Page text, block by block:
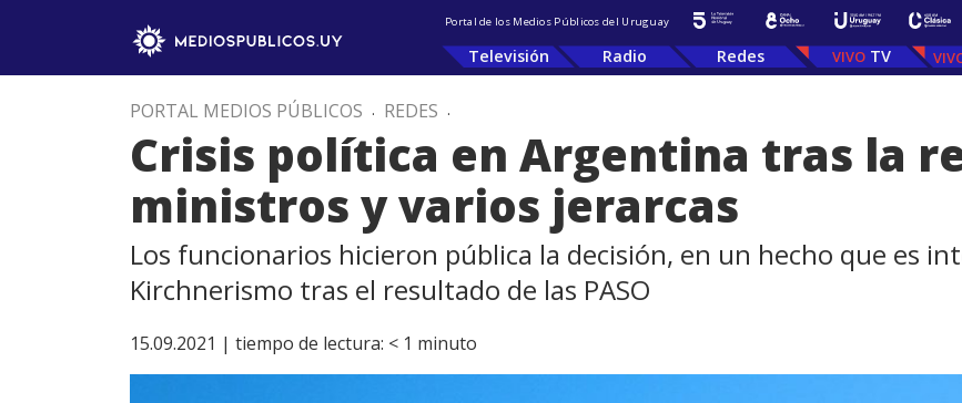
Portal de los Medios Públicos del Uruguay
Televisión Radio Redes TV
PORTAL MEDIOS PÚBLICOS . REDES .
Crisis política en Argentina tras la
ministros y varios jerarcas
Los funcionarios hicieron pública la decisión, en un hecho que es
Kirchnerismo tras el resultado de las PASO
15.09.2021 | tiempo de lectura: < 1 minuto